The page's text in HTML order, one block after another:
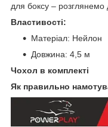
для боксу – розглянемо
Властивості:
Матеріал: Нейлон
Довжина: 4,5 м
Чохол в комплекті
Як правильно